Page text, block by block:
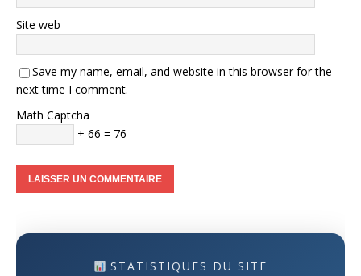
Site web
Save my name, email, and website in this browser for the
next time I comment.
Math Captcha
+ 66 = 76
STATISTIQUES DU SITE